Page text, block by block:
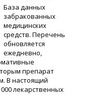
База данных
забракованных
медицинских
средств. Перечень
обновляется
ежедневно,
препарат
В настоящий
лекарственных